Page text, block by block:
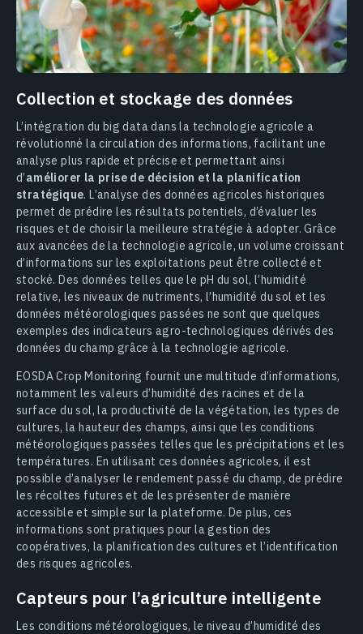
Collection et stockage des données
L’intégration du big data dans la technologie agricole a
révolutionné la circulation des informations, facilitant une
analyse plus rapide et précise et permettant ainsi
d’améliorer la prise de décision et la planification
stratégique. L’analyse des données agricoles historiques
permet de prédire les résultats potentiels, d’évaluer les
risques et de choisir la meilleure stratégie à adopter. Grâce
aux avancées de la technologie agricole, un volume croissant
d’informations sur les exploitations peut être collecté et
stocké. Des données telles que le pH du sol, l’humidité
relative, les niveaux de nutriments, l’humidité du sol et les
données météorologiques passées ne sont que quelques
exemples des indicateurs agro-technologiques dérivés des
données du champ grâce à la technologie agricole.
EOSDA Crop Monitoring fournit une multitude d’informations,
notamment les valeurs d’humidité des racines et de la
surface du sol, la productivité de la végétation, les types de
cultures, la hauteur des champs, ainsi que les conditions
météorologiques passées telles que les précipitations et les
températures. En utilisant ces données agricoles, il est
possible d’analyser le rendement passé du champ, de prédire
les récoltes futures et de les présenter de manière
accessible et simple sur la plateforme. De plus, ces
informations sont pratiques pour la gestion des
coopératives, la planification des cultures et l’identification
des risques agricoles.
Capteurs pour l’agriculture intelligente
Les conditions météorologiques, le niveau d’humidité des